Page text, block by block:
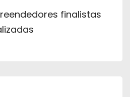
finalistas